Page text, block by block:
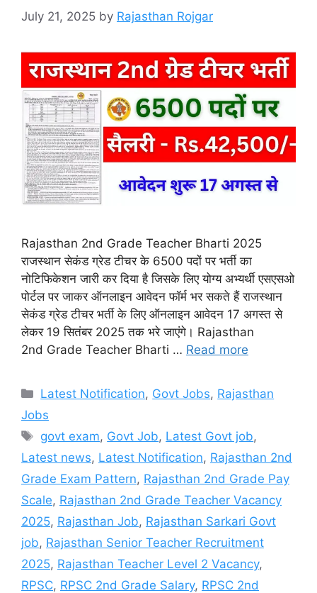
July 21, 2025 by Rajasthan Rojgar
Rajasthan 2nd Grade Teacher Bharti 2025
राजस्थान सेकंड ग्रेड टीचर के 6500 पदों पर भर्ती का
नोटिफिकेशन जारी कर दिया है जिसके लिए योग्य अभ्यर्थी एसएसओ
पोर्टल पर जाकर ऑनलाइन आवेदन फॉर्म भर सकते हैं राजस्थान
सेकंड ग्रेड टीचर भर्ती के लिए ऑनलाइन आवेदन 17 अगस्त से
लेकर 19 सितंबर 2025 तक भरे जाएंगे। Rajasthan
2nd Grade Teacher Bharti … Read more
Categories
Latest Notification, Govt Jobs, Rajasthan
Jobs
Tags
govt exam, Govt Job, Latest Govt job,
Latest news, Latest Notification, Rajasthan 2nd
Grade Exam Pattern, Rajasthan 2nd Grade Pay
Scale, Rajasthan 2nd Grade Teacher Vacancy
2025, Rajasthan Job, Rajasthan Sarkari Govt
job, Rajasthan Senior Teacher Recruitment
2025, Rajasthan Teacher Level 2 Vacancy,
RPSC, RPSC 2nd Grade Salary, RPSC 2nd